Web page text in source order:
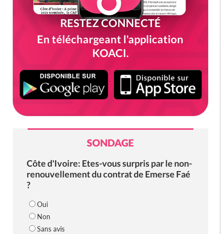
RESTEZ CONNECTÉ
En téléchargeant l'application
KOACI.
SONDAGE
Côte d'Ivoire: Etes-vous surpris par le non-
renouvellement du contrat de Emerse Faé
?
Oui
Non
Sans avis